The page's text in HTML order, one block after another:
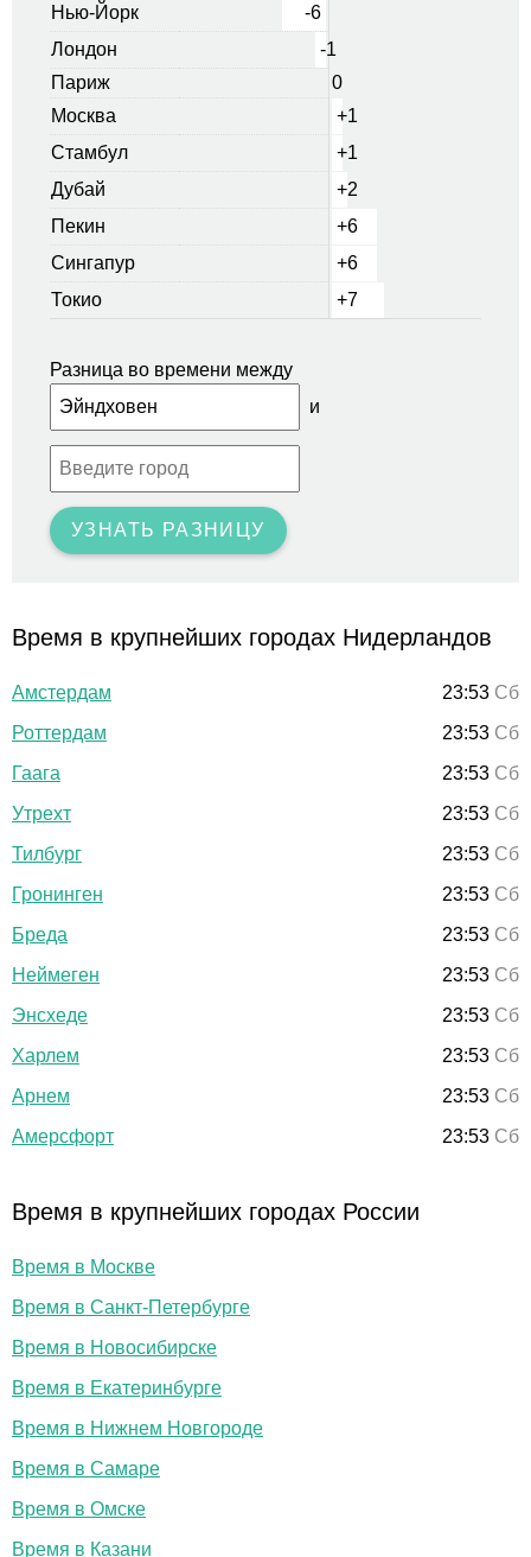
Нью-Йорк
-6
Лондон
-1
Париж
0
Москва
+1
Стамбул
+1
Дубай
+2
Пекин
+6
Сингапур
+6
Токио
+7
Разница во времени между
и
УЗНАТЬ РАЗНИЦУ
Время в крупнейших городах Нидерландов
Амстердам 23:53 Сб
Роттердам
23:53 Сб
Гаага
23:53 Сб
Утрехт
23:53 Сб
Тилбург
23:53 Сб
Гронинген
23:53 Сб
Бреда
23:53 Сб
Неймеген
23:53 Сб
Энсхеде
23:53 Сб
Харлем
23:53 Сб
Арнем
23:53 Сб
Амерсфорт
23:53 Сб
Время в крупнейших городах России
Время в Москве
Время в Санкт-Петербурге
Время в Новосибирске
Время в Екатеринбурге
Время в Нижнем Новгороде
Время в Самаре
Время в Омске
Время в Казани